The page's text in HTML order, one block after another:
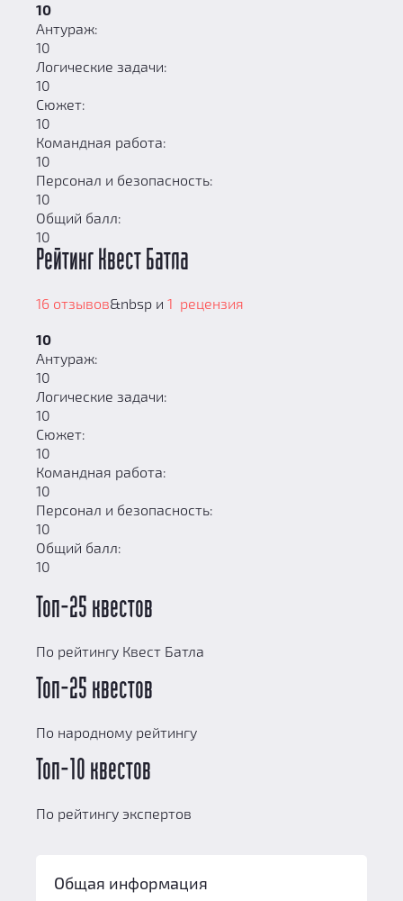
10
Антураж:
10
Логические задачи:
10
Сюжет:
10
Командная работа:
10
Персонал и безопасность:
10
Общий балл:
10
Рейтинг Квест Батла
16 отзывов&nbsp и 1 рецензия
10
Антураж:
10
Логические задачи:
10
Сюжет:
10
Командная работа:
10
Персонал и безопасность:
10
Общий балл:
10
Топ-25 квестов
По рейтингу Квест Батла
Топ-25 квестов
По народному рейтингу
Топ-10 квестов
По рейтингу экспертов
Общая информация